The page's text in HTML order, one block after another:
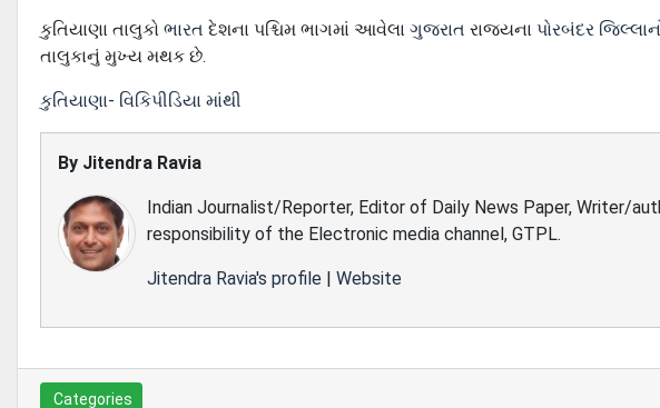
કુતિયાણા તાલુકો ભારત દેશના પશ્ચિમ ભાગમાં આવેલા ગુજરાત રાજ્યના પોરબંદર
તાલુકાનું મુખ્ય મથક છે.
કુતિયાણા- વિકિપીડિયા માંથી
By Jitendra Ravia
Indian Journalist/Reporter, Editor of Daily News Paper, Writer/
responsibility of the Electronic media channel, GTPL.
Jitendra Ravia's profile | Website
Categories